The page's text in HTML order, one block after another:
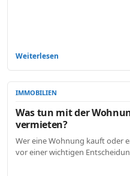
Weiterlesen
IMMOBILIEN
Was tun mit der
vermieten?
Wer eine Wohnung kauft oder
vor einer wichtigen